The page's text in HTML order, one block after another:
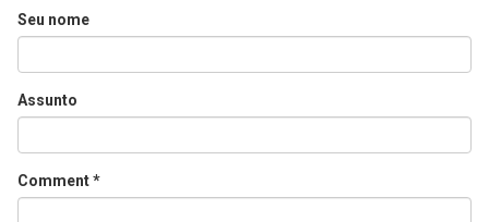
Seu nome
Assunto
Comment*